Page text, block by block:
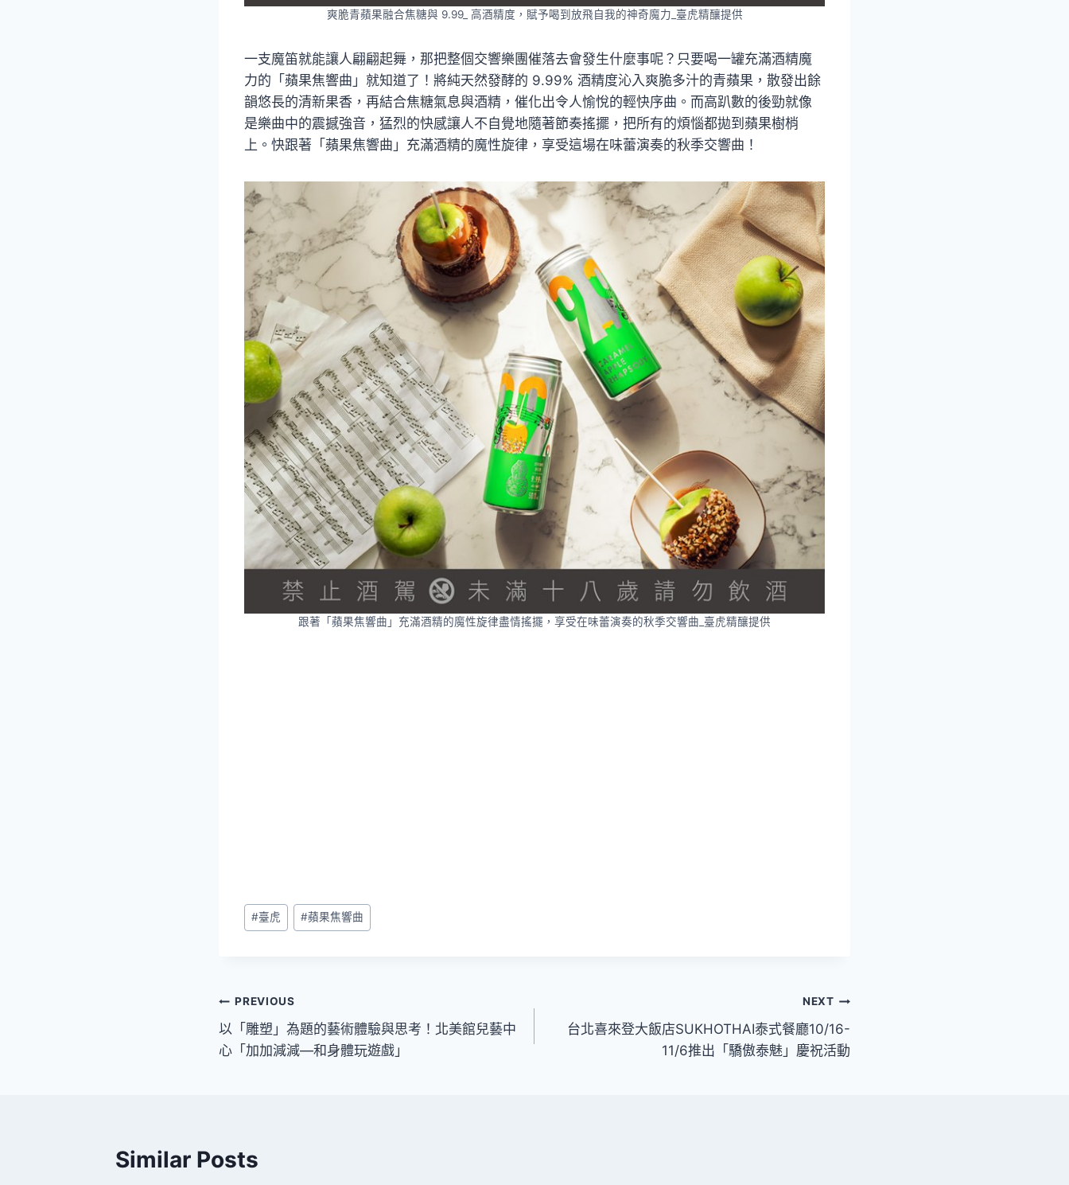
爽脆青蘋果融合焦糖與 9.99_ 高酒精度，賦予喝到放飛自我的神奇魔力_臺虎精釀提供
一支魔笛就能讓人翩翩起舞，那把整個交響樂團催落去會發生什麼事呢？只要喝一罐充滿酒精魔
力的「蘋果焦響曲」就知道了！將純天然發酵的 9.99% 酒精度沁入爽脆多汁的青蘋果，散發出餘
韻悠長的清新果香，再結合焦糖氣息與酒精，催化出令人愉悅的輕快序曲。而高趴數的後勁就像
是樂曲中的震撼強音，猛烈的快感讓人不自覺地隨著節奏搖擺，把所有的煩惱都拋到蘋果樹梢
上。快跟著「蘋果焦響曲」充滿酒精的魔性旋律，享受這場在味蕾演奏的秋季交響曲！
跟著「蘋果焦響曲」充滿酒精的魔性旋律盡情搖擺，享受在味蕾演奏的秋季交響曲_臺虎精釀提供
Post
Tags:
#臺虎 #蘋果焦響曲
文
章
PREVIOUS
以「雕塑」為題的藝術體驗與思考！北美館兒藝中
心「加加減減—和身體玩遊戲」
NEXT
台北喜來登大飯店SUKHOTHAI泰式餐廳10/16-
11/6推出「驕傲泰魅」慶祝活動
Similar Posts